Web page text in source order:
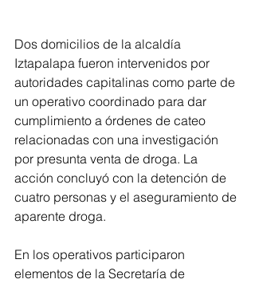
Dos domicilios de la alcaldía
Iztapalapa fueron intervenidos por
autoridades capitalinas como parte de
un operativo coordinado para dar
cumplimiento a órdenes de cateo
relacionadas con una investigación
por presunta venta de droga. La
acción concluyó con la detención de
cuatro personas y el aseguramiento de
aparente droga.
En los operativos participaron
elementos de la Secretaría de